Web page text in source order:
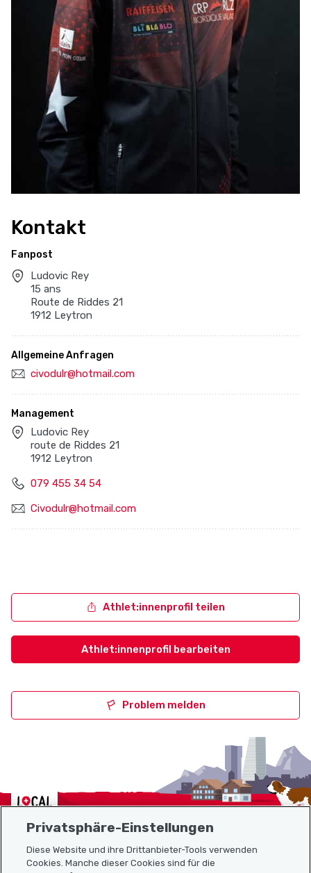
Kontakt
Fanpost
Ludovic Rey
15 ans
Route de Riddes 21
1912 Leytron
Allgemeine Anfragen
civodulr@hotmail.com
Management
Ludovic Rey
route de Riddes 21
1912 Leytron
079 455 34 54
Civodulr@hotmail.com
Athlet:innenprofil teilen
Athlet:innenprofil bearbeiten
Problem melden
Localcities
Privatsphäre-Einstellungen
Diese Website und ihre Drittanbieter-Tools verwenden
Cookies. Manche dieser Cookies sind für die